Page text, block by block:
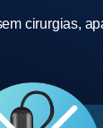
cirurgias,